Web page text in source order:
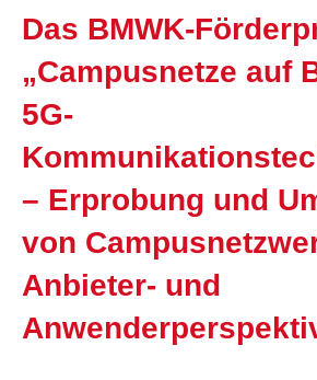
Das BMWK-
„Campusnetze auf
5G-
– Erprobung und
von
Anbieter- und